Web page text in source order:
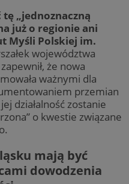
„jednoznaczną
już o regionie ani
Myśli Polskiej im.
województwa
że nowa
ważnymi dla
przemian
działalność zostanie
o kwestie związane
mają być
dowodzenia